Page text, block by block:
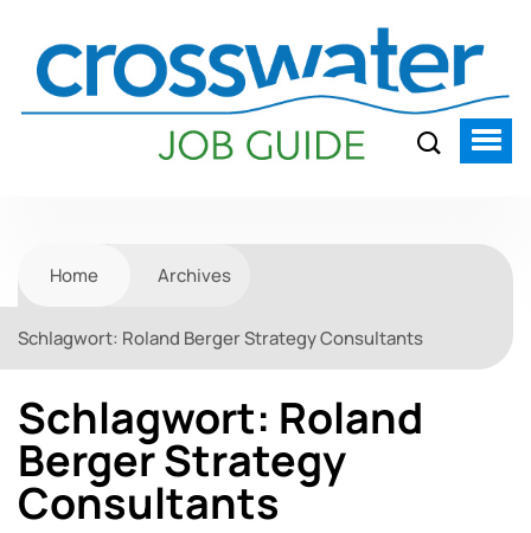
Home Archives
Schlagwort: Roland Berger Strategy Consultants
Schlagwort: Roland
Berger Strategy
Consultants